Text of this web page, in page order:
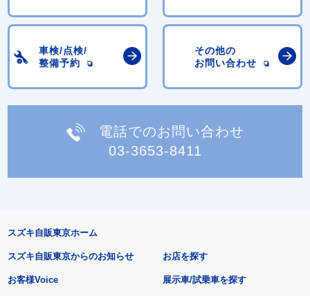
車検/点検/
整備予約
その他の
お問い合わせ
電話でのお問い合わせ
03-3653-8411
スズキ自販東京ホーム
スズキ自販東京からのお知らせ
お客様Voice
お店を探す
展示車/試乗車を探す